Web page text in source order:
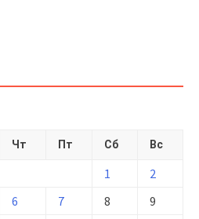
Чт Пт Сб Вс
1
2
6 7 8
9